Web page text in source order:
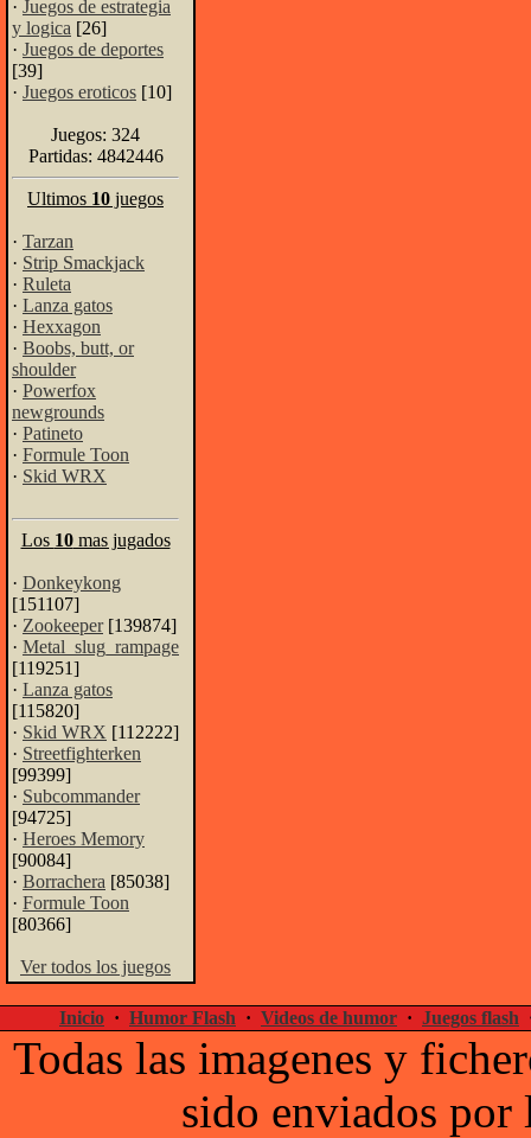
· Juegos de estrategia
y logica [26]
· Juegos de deportes
[39]
· Juegos eroticos [10]
Juegos: 324
Partidas: 4842446
Ultimos 10 juegos
· Tarzan
· Strip Smackjack
· Ruleta
· Lanza gatos
· Hexxagon
· Boobs, butt, or
shoulder
· Powerfox
newgrounds
· Patineto
· Formule Toon
· Skid WRX
Los 10mas jugados
· Donkeykong
[151107]
· Zookeeper[139874]
· Metal_slug_rampage
[119251]
· Lanza gatos
[115820]
· Skid WRX [112222]
· Streetfighterken
[99399]
· Subcommander
[94725]
· Heroes Memory
[90084]
· Borrachera [85038]
· Formule Toon
[80366]
Ver todos los juegos
Inicio · Humor Flash · Videos de humor · Juegos flash
Todas las imagenes y
sido enviados por